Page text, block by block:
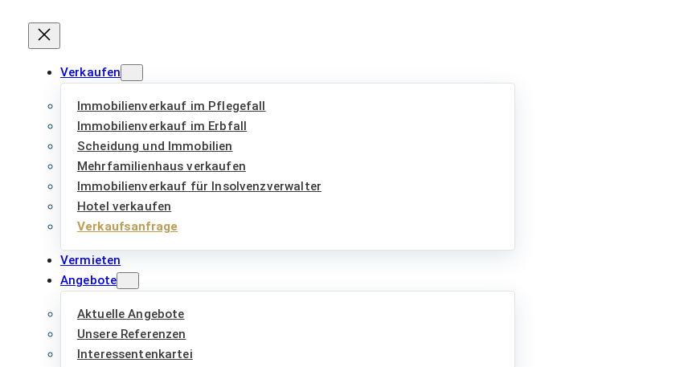
Verkaufen
Immobilienverkauf im Pflegefall
Immobilienverkauf im Erbfall
Scheidung und Immobilien
Mehrfamilienhaus verkaufen
Immobilienverkauf für Insolvenzverwalter
Hotel verkaufen
Verkaufsanfrage
Vermieten
Angebote
Aktuelle Angebote
Unsere Referenzen
Interessentenkartei